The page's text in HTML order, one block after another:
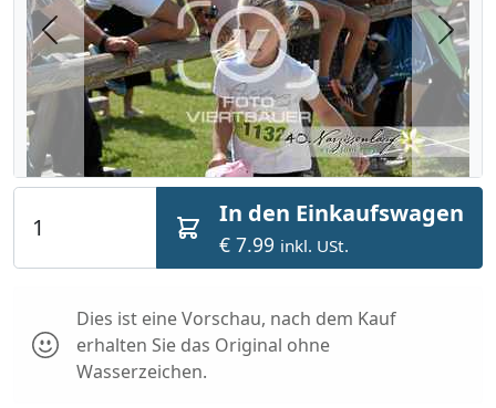
Previous Next
In den Einkaufswagen
€ 7.99 inkl. USt.
Dies ist eine Vorschau, nach dem Kauf
erhalten Sie das Original ohne
Wasserzeichen.